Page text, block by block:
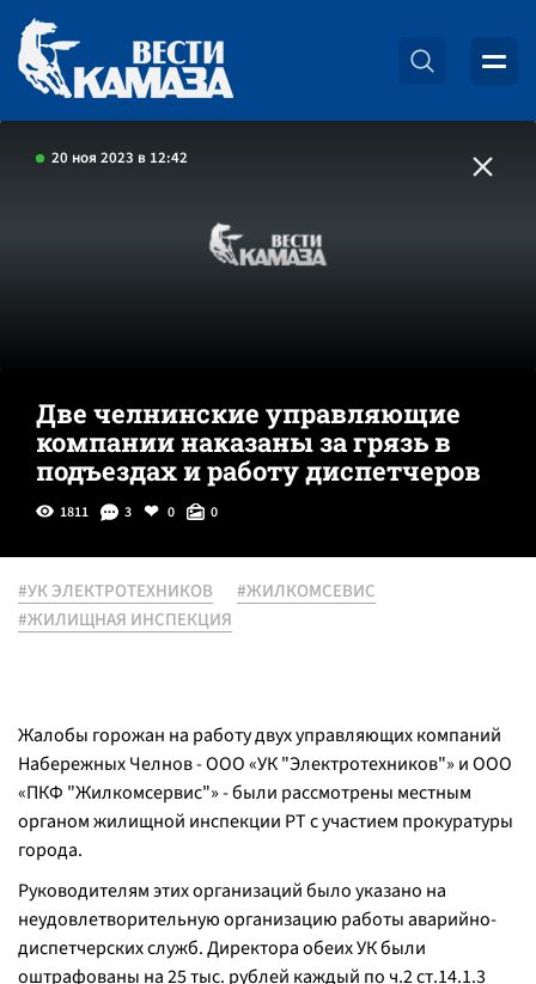
20 ноя 2023 в 12:42
Две челнинские управляющие
компании наказаны за грязь в
подъездах и работу диспетчеров
1811 3 0 0
#УК ЭЛЕКТРОТЕХНИКОВ
#ЖИЛКОМСЕВИС
#ЖИЛИЩНАЯ ИНСПЕКЦИЯ
Жалобы горожан на работу двух управляющих компаний
Набережных Челнов - ООО «УК "Электротехников"» и ООО
«ПКФ "Жилкомсервис"» - были рассмотрены местным
органом жилищной инспекции РТ с участием прокуратуры
города.
Руководителям этих организаций было указано на
неудовлетворительную организацию работы аварийно-
диспетчерских служб. Директора обеих УК были
оштрафованы на 25 тыс. рублей каждый по ч.2 ст.14.1.3